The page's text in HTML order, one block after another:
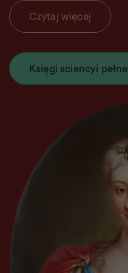
Czytaj więcej
Księgi sciencyi pełne